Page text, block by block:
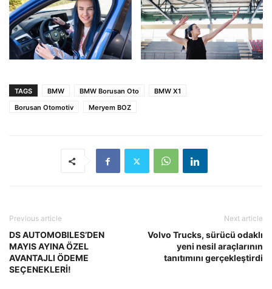
TAGS BMW BMW Borusan Oto
BMW X1
Borusan Otomotiv
Meryem BOZ
Previous article
DS AUTOMOBILES’DEN
MAYIS AYINA ÖZEL
AVANTAJLI ÖDEME
SEÇENEKLERİ!
Next article
Volvo Trucks, sürücü odaklı
yeni nesil araçlarının
tanıtımını gerçekleştirdi